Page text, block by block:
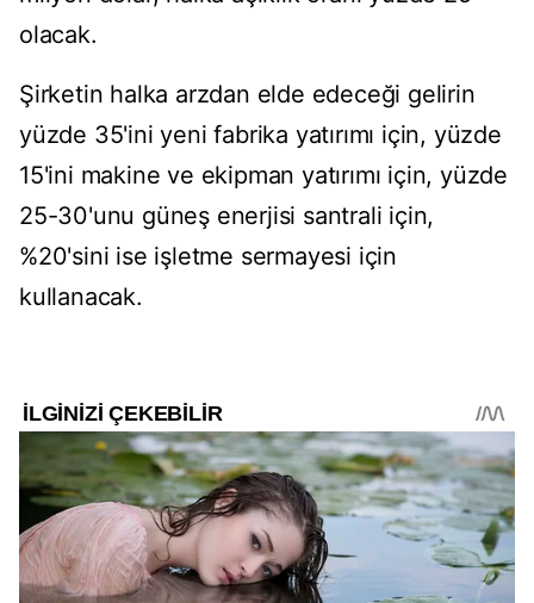
olacak.
Şirketin halka arzdan elde edeceği gelirin
yüzde 35'ini yeni fabrika yatırımı için, yüzde
15'ini makine ve ekipman yatırımı için, yüzde
25-30'unu güneş enerjisi santrali için,
%20'sini ise işletme sermayesi için
kullanacak.